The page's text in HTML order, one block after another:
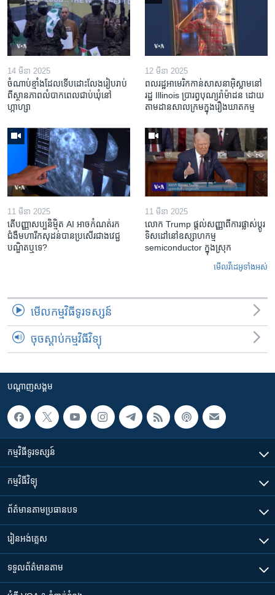
14 មីនា 2025
ចំណាប់ខ្មាំង​ដែល​ទើប​ដោះលែង​រៀបរាប់​
ពី​ស្ថានភាព​​លំបាក​ពេល​ជាប់​ឃុំ​នៅ​
ហ្កាហ្សា
12 មីនា 2025
ពលរដ្ឋអាមេរិក​កាន់សាសនា​អ៊ិស្លាម​នៅ
រដ្ឋ Illinois ​ប្រារព្វបុណ្យរ៉ាម៉ាដន ​ដោយ​
តាម​ដាន​​សាលក្រមក្នុងរឿងឃាតកម្ម
11 មីនា 2025
តើ​បញ្ញាសប្បនិម្មិត​ AI អាច​កំណត់​រក​
ជំងឺមហារីក​សុដន់​បាន​ប្រសើរ​ជាង​វេជ្ជ
បណ្ឌិត​ឬ​ទេ?
11 មីនា 2025
លោក Trump ផ្តល់សញ្ញាពីការផ្លាស់ប្តូរ
ទិសដៅនៅឧស្សាហកម្ម
semiconductor ក្នុងស្រុក
មើល​វីដេអូ​ទាំង​អស់
មើល​កម្មវិធី​ទូរទស្សន៍
ចុចស្តាប់កម្មវិធីវិទ្យុ
បណ្តាញ​សង្គម
កម្មវិធី​ទូរទស្សន៍
កម្មវិធី​វិទ្យុ
ព័ត៌មាន​តាមប្រធានបទ​
រៀន​​អង់គ្លេស
ទទួល​ព័ត៌មាន​តាម